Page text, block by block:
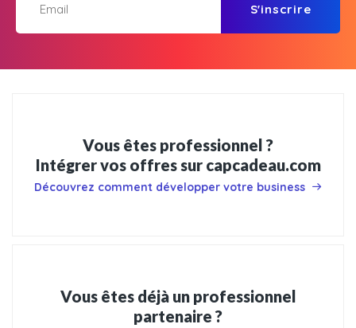
S'inscrire
Vous êtes professionnel ?
Intégrer vos offres sur capcadeau.com
Découvrez comment développer votre business
Vous êtes déjà un professionnel
partenaire ?